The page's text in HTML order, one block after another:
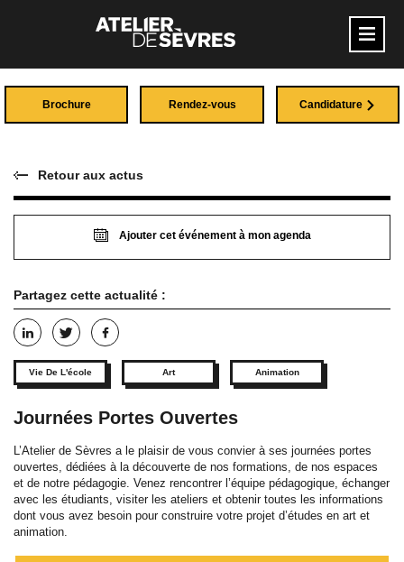
Brochure Rendez-vous Candidature
Retour aux actus
Ajouter cet événement à mon agenda
Partagez cette actualité :
Vie De L'école Art Animation
Journées Portes Ouvertes
L’Atelier de Sèvres a le plaisir de vous convier à ses journées portes
ouvertes, dédiées à la découverte de nos formations, de nos espaces
et de notre pédagogie. Venez rencontrer l’équipe pédagogique, échanger
avec les étudiants, visiter les ateliers et obtenir toutes les informations
dont vous avez besoin pour construire votre projet d’études en art et
animation.